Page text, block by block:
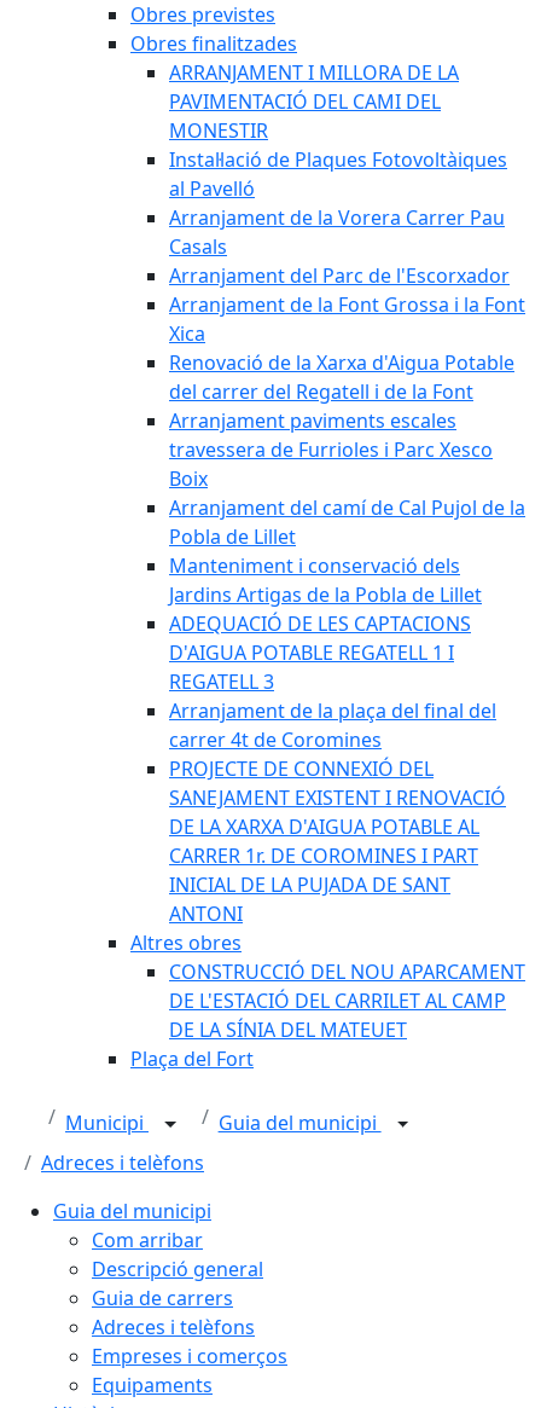
Obres previstes
Obres finalitzades
ARRANJAMENT I MILLORA DE LA
PAVIMENTACIÓ DEL CAMI DEL
MONESTIR
Instal·lació de Plaques Fotovoltàiques
al Pavelló
Arranjament de la Vorera Carrer Pau
Casals
Arranjament del Parc de l'Escorxador
Arranjament de la Font Grossa i la Font
Xica
Renovació de la Xarxa d'Aigua Potable
del carrer del Regatell i de la Font
Arranjament paviments escales
travessera de Furrioles i Parc Xesco
Boix
Arranjament del camí de Cal Pujol de la
Pobla de Lillet
Manteniment i conservació dels
Jardins Artigas de la Pobla de Lillet
ADEQUACIÓ DE LES CAPTACIONS
D'AIGUA POTABLE REGATELL 1 I
REGATELL 3
Arranjament de la plaça del final del
carrer 4t de Coromines
PROJECTE DE CONNEXIÓ DEL
SANEJAMENT EXISTENT I RENOVACIÓ
DE LA XARXA D'AIGUA POTABLE AL
CARRER 1r. DE COROMINES I PART
INICIAL DE LA PUJADA DE SANT
ANTONI
Altres obres
CONSTRUCCIÓ DEL NOU APARCAMENT
DE L'ESTACIÓ DEL CARRILET AL CAMP
DE LA SÍNIA DEL MATEUET
Plaça del Fort
Municipi
Guia del municipi
Adreces i telèfons
Guia del municipi
Com arribar
Descripció general
Guia de carrers
Adreces i telèfons
Empreses i comerços
Equipaments